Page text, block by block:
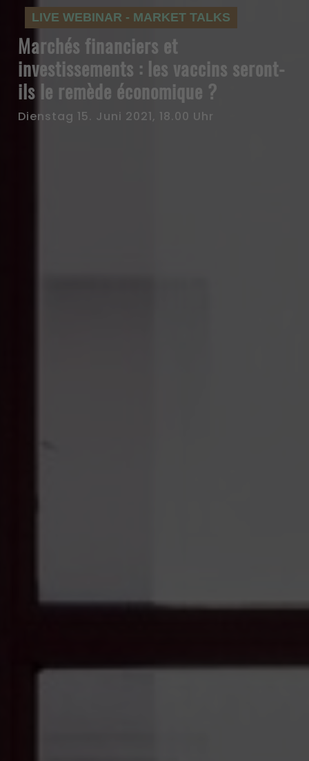
LIVE WEBINAR - MARKET TALKS
Marchés financiers et
investissements : les vaccins seront-
ils le remède économique ?
Dienstag 15. Juni 2021, 18.00 Uhr